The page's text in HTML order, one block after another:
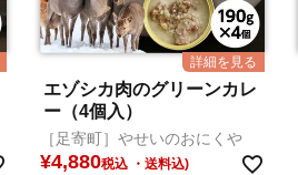
エゾシカ肉のグリーンカレ
ー（4個入）
［足寄町］やせいのおにくや
¥4,880税込